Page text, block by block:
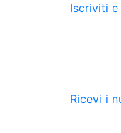
Iscriviti
Ricevi i